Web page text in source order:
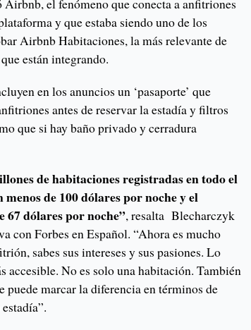
el fenómeno que conecta a anfitriones
y que estaba siendo uno de los
Airbnb Habitaciones, la más relevante de
están integrando.
en los anuncios un ‘pasaporte’ que
antes de reservar la estadía y filtros
que si hay baño privado y cerradura
de habitaciones registradas en todo el
de 100 dólares por noche y el
67 dólares por noche”, resalta Blecharczyk
con Forbes en Español. “Ahora es mucho
sabes sus intereses y sus pasiones. Lo
accesible. No es solo una habitación. También
puede marcar la diferencia en términos de